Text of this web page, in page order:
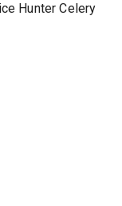
Hunter Celery